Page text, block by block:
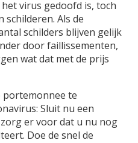
virus gedoofd is, toch
schilderen. Als de
schilders blijven gelijk
door faillissementen,
wat dat met de prijs
portemonnee te
Sluit nu een
er voor dat u nu nog
Doe de snel de